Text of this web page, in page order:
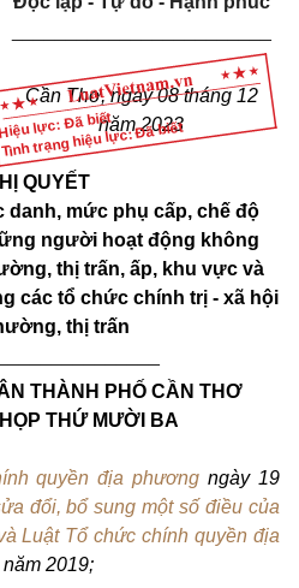
lực: Đã biết
Tình trạng hiệu lực: Đã biết
Cần Thơ, ngày 08 tháng 12
năm 2023
QUYẾT
danh, mức phụ cấp, chế độ
người hoạt động không
thị trấn, ấp, khu vực và
các tổ chức chính trị - xã hội
thị trấn
THÀNH PHỐ CẦN THƠ
THỨ MƯỜI BA
quyền địa phươngngày 19
đổi, bổ sung một số điều của
Luật Tổ chức chính quyền địa
2019;